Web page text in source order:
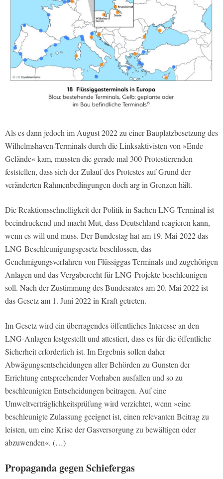
Als es dann jedoch im August 2022 zu einer Bauplatzbesetzung des
Wilhelmshaven-Terminals durch die Linksaktivisten von »Ende
Gelände« kam, mussten die gerade mal 300 Protestierenden
feststellen, dass sich der Zulauf des Protestes auf Grund der
veränderten Rahmenbedingungen doch arg in Grenzen hält.
Die Reaktionsschnelligkeit der Politik in Sachen LNG-Terminal ist
beeindruckend und macht Mut, dass Deutschland reagieren kann,
wenn es will und muss. Der Bundestag hat am 19. Mai 2022 das
LNG-Beschleunigungsgesetz beschlossen, das
Genehmigungsverfahren von Flüssiggas-Terminals und zugehörigen
Anlagen und das Vergaberecht für LNG-Projekte beschleunigen
soll. Nach der Zustimmung des Bundesrates am 20. Mai 2022 ist
das Gesetz am 1. Juni 2022 in Kraft getreten.
Im Gesetz wird ein überragendes öffentliches Interesse an den
LNG-Anlagen festgestellt und attestiert, dass es für die öffentliche
Sicherheit erforderlich ist. Im Ergebnis sollen daher
Abwägungsentscheidungen aller Behörden zu Gunsten der
Errichtung entsprechender Vorhaben ausfallen und so zu
beschleunigten Entscheidungen beitragen. Auf eine
Umweltverträglichkeitsprüfung wird verzichtet, wenn »eine
beschleunigte Zulassung geeignet ist, einen relevanten Beitrag zu
leisten, um eine Krise der Gasversorgung zu bewältigen oder
abzuwenden«. (…)
Propaganda gegen Schiefergas